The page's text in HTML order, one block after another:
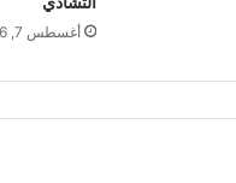
أغسطس 7, 2026